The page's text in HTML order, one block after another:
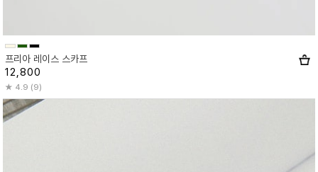
프리아 레이스 스카프
12,800
4.9 (9)